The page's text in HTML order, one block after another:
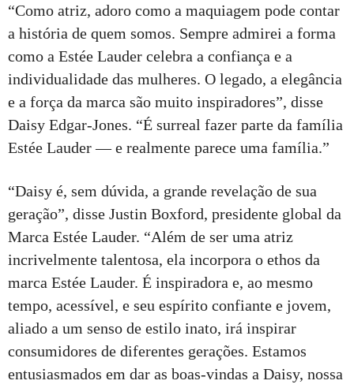
“Como atriz, adoro como a maquiagem pode contar
a história de quem somos. Sempre admirei a forma
como a Estée Lauder celebra a confiança e a
individualidade das mulheres. O legado, a elegância
e a força da marca são muito inspiradores”, disse
Daisy Edgar-Jones. “É surreal fazer parte da família
Estée Lauder — e realmente parece uma família.”
“Daisy é, sem dúvida, a grande revelação de sua
geração”, disse Justin Boxford, presidente global da
Marca Estée Lauder. “Além de ser uma atriz
incrivelmente talentosa, ela incorpora o ethos da
marca Estée Lauder. É inspiradora e, ao mesmo
tempo, acessível, e seu espírito confiante e jovem,
aliado a um senso de estilo inato, irá inspirar
consumidores de diferentes gerações. Estamos
entusiasmados em dar as boas-vindas a Daisy, nossa